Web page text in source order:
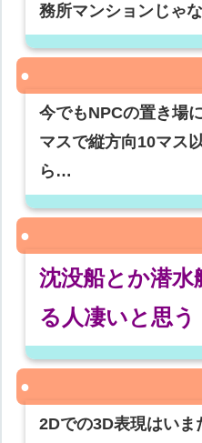
務所マンションじゃ
今でもNPCの置き場
マスで縦方向10マス
ら…
沈没船とか潜
る人凄いと思う
2Dでの3D表現はい